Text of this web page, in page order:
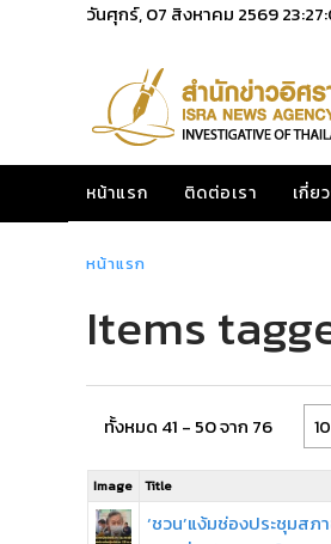
วันศุกร์, 07 สิงหาคม 2569
หน้าแรก ติดต่อเรา เกี่ย
หน้าแรก
Items
ทั้งหมด 41 - 50 จาก 76
Image Title
‘ชวน’แง้มช่องประชุมส